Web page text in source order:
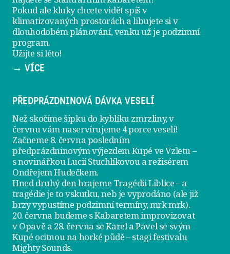
Pokud ale kluky chcete vidět spíš v
klimatizovaných prostorách a libujete si v
dlouhodobém plánování, venku už jepodzimní
program.
Užijte si léto!
→ VÍCE
PŘEDPRÁZDNINOVÁ DÁVKA VESELÍ
Než skočíme šipku do kyblíku zmrzliny, v
červnu vám naservírujeme 4 porce veselí!
Začneme 8. června posledním
předprázdninovým výjezdemKupé ve Vzletu–
s novinářkou Lucií Stuchlíkovou a režisérem
Ondřejem Hudečkem.
Hned druhý den hrajeme Tragédii Liblice– a
tragédie je to vskutku, neb je vyprodáno (ale již
brzy vypustíme podzimní termíny, mrk mrk).
20. června budeme s Kabaretem improvizovat
v Opavě a 28. června se Karel a Pavel se svým
Kupé ocitnou na horké půdě – stagi festivalu
Mighty Sounds.